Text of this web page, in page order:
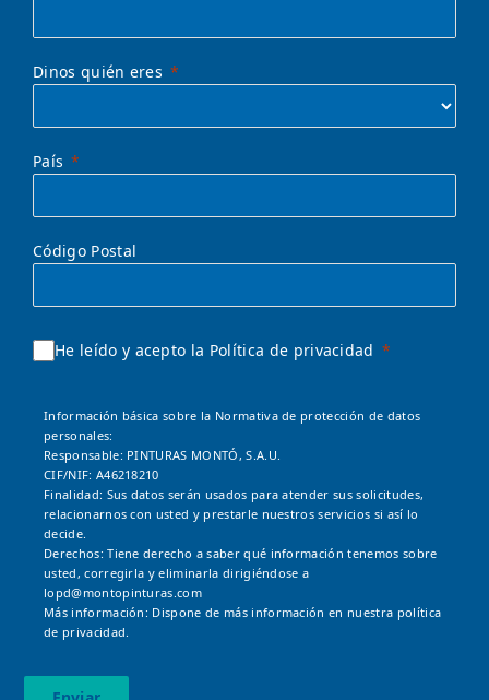
Dinos quién eres
País
Código Postal
He leído y acepto la Política de privacidad
Información básica sobre la Normativa de protección de datos
personales:
Responsable: PINTURAS MONTÓ, S.A.U.
CIF/NIF: A46218210
Finalidad: Sus datos serán usados para atender sus solicitudes,
relacionarnos con usted y prestarle nuestros servicios si así lo
decide.
Derechos: Tiene derecho a saber qué información tenemos sobre
usted, corregirla y eliminarla dirigiéndose a
lopd@montopinturas.com
Más información: Dispone de más información en nuestra política
de privacidad.